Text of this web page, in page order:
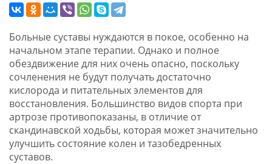
Больные суставы нуждаются в покое, особенно на
начальном этапе терапии. Однако и полное
обездвижение для них очень опасно, поскольку
сочленения не будут получать достаточно
кислорода и питательных элементов для
восстановления. Большинство видов спорта при
артрозе противопоказаны, в отличие от
скандинавской ходьбы, которая может значительно
улучшить состояние колен и тазобедренных
суставов.